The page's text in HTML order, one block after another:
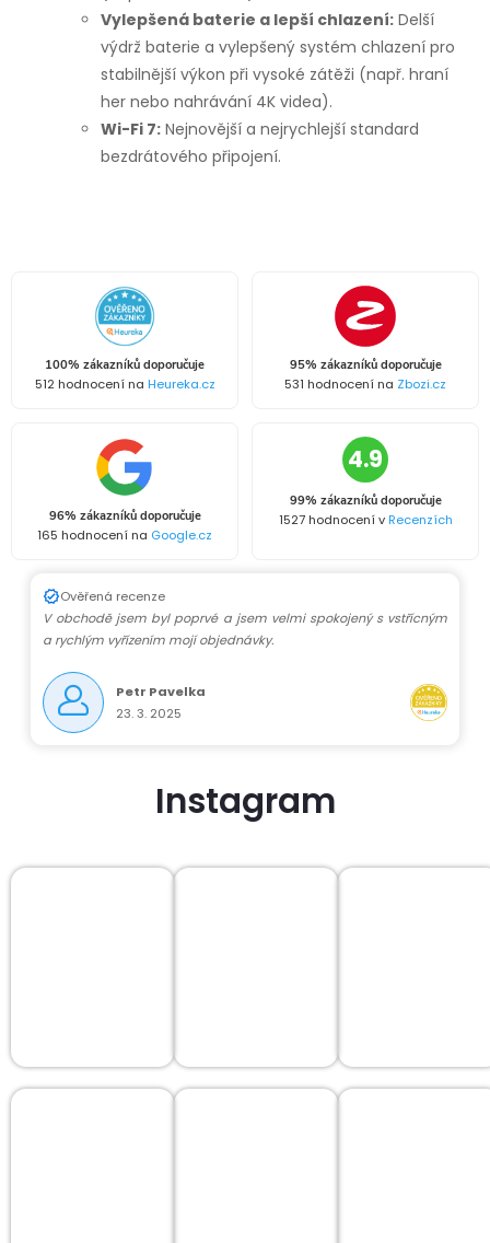
Vylepšená baterie a lepší chlazení: Delší
výdrž baterie a vylepšený systém chlazení pro
stabilnější výkon při vysoké zátěži (např. hraní
her nebo nahrávání 4K videa).
Wi-Fi 7: Nejnovější a nejrychlejší standard
bezdrátového připojení.
100% zákazníků doporučuje
512 hodnocení na Heureka.cz
95% zákazníků doporučuje
531 hodnocení na Zbozi.cz
96% zákazníků doporučuje
165 hodnocení na Google.cz
4.9
99% zákazníků doporučuje
1527 hodnocení vRecenzích
Ověřená recenze
V obchodě jsem byl poprvé a jsem velmi spokojený s vstřícným
a rychlým vyřízením mojí objednávky.
Petr Pavelka
23. 3. 2025
Instagram